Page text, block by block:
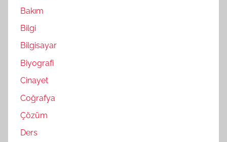
Bakım
Bilgi
Bilgisayar
Biyografi
Cinayet
Coğrafya
Çözüm
Ders